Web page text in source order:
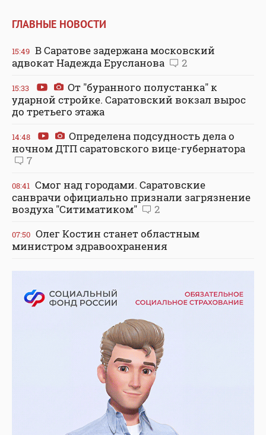
ГЛАВНЫЕ НОВОСТИ
15:49 В Саратове задержана московский
адвокат Надежда Ерусланова
2
15:33
От "буранного полустанка" к
ударной стройке. Саратовский вокзал вырос
до третьего этажа
14:48
Определена подсудность дела о
ночном ДТП саратовского вице-губернатора
7
08:41 Смог над городами. Саратовские
санврачи официально признали загрязнение
воздуха "Ситиматиком"
2
07:50 Олег Костин станет областным
министром здравоохранения